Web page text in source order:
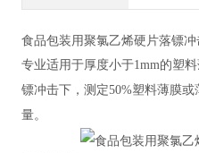
食品包装用聚氯乙烯硬片落镖冲
专业适用于厚度小于1mm的塑
镖冲击下，测定50%塑料薄膜
量。